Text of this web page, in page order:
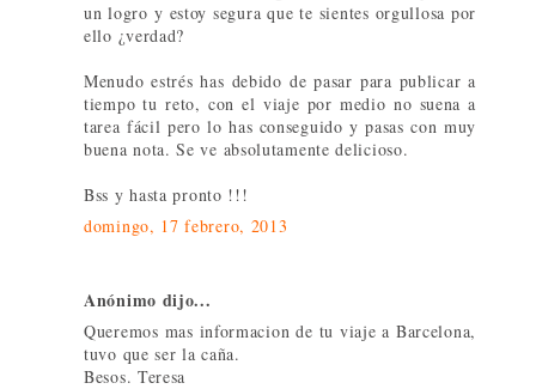
un logro y estoy segura que te sientes orgullosa por
ello ¿verdad?
Menudo estrés has debido de pasar para publicar a
tiempo tu reto, con el viaje por medio no suena a
tarea fácil pero lo has conseguido y pasas con muy
buena nota. Se ve absolutamente delicioso.
Bss y hasta pronto !!!
domingo, 17 febrero, 2013
Anónimo dijo...
Queremos mas informacion de tu viaje a Barcelona,
tuvo que ser la caña.
Besos. Teresa